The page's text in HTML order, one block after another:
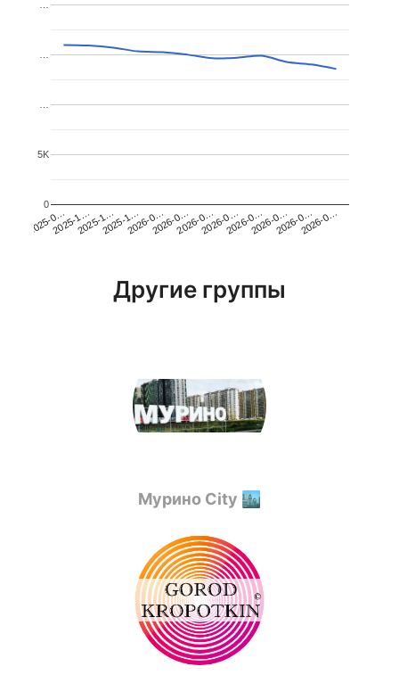
2025-0…2025-1…2025-1…2025-1…2026-0…2026-0…2026-0…2026-0…2026-0…2026-0…2026-0…2026-0…
0
5K
…
…
…
Другие группы
Мурино City 🏙